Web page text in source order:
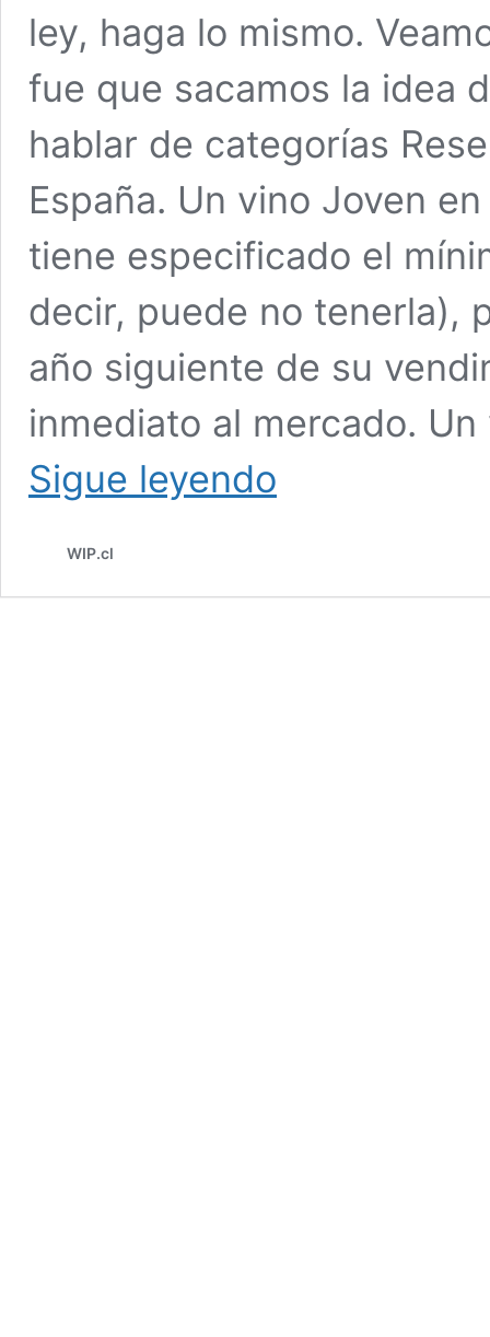
ley, haga lo mismo.
fue que sacamos la idea
hablar de categorías
España. Un vino Joven
tiene especificado el
decir, puede no tenerla),
año siguiente de su
inmediato al mercado.
Sigue leyendo
WIP.cl